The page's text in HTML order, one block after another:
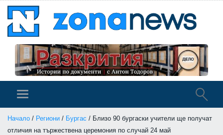
Начало / Региони / Бургас / Близо 90 бургаски учители ще получат
отличия на тържествена церемония по случай 24 май